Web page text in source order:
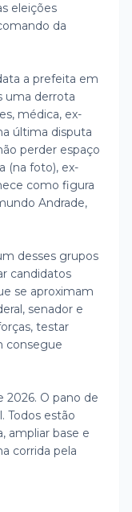
eleições
da
a prefeita em
uma derrota
médica, ex-
última disputa
perder espaço
(na foto), ex-
como figura
Andrade,
desses grupos
candidatos
se aproximam
senador e
testar
consegue
2026. O pano de
Todos estão
ampliar base e
corrida pela